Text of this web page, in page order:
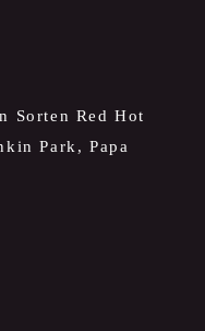
Sorten Red Hot
Park, Papa